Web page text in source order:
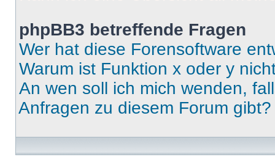
phpBB3 betreffende Fragen
Wer hat diese Forensoftware
Warum ist Funktion x oder y
An wen soll ich mich wenden,
Anfragen zu diesem Forum gibt?